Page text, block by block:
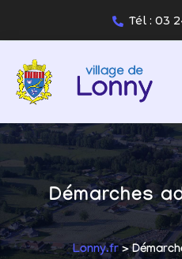
Tél : 03
Démarches
Lonny.fr>